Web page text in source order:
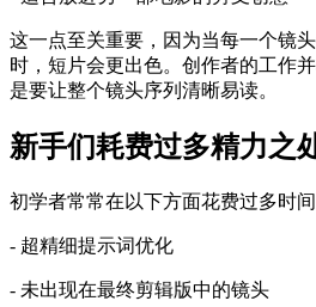
这一点至关重要，因为当每一个镜
时，短片会更出色。创作者的工作
是要让整个镜头序列清晰易读。
新手们耗费过多精力之
初学者常常在以下方面花费过多时间
- 超精细提示词优化
- 未出现在最终剪辑版中的镜头